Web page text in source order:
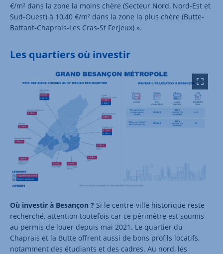
€/m² dans la zone la moins chère (Secteur Nord, Nord-Est et
Sud-Ouest) à 10,40 €/m² dans la zone la plus chère (Butte-
Battant-Chaprais-Les Cras-St Ferjeux) ».
Les quartiers où investir
Où investir à Besançon ? Si le centre-ville historique reste
recherché, attention toutefois car ce périmètre est soumis
au permis de louer depuis mai 2021. Le quartier du
Chaprais et la Butte offrent aussi de bons profils locatifs,
notamment des étudiants et des cadres. Au nord, les